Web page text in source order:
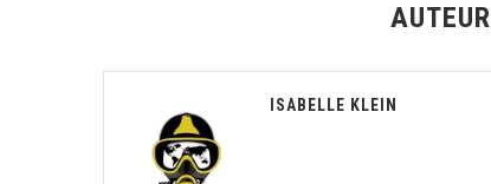
AUTEUR
ISABELLE KLEIN